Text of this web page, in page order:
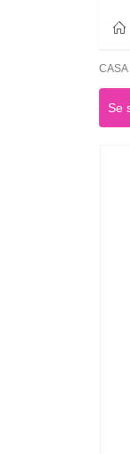
CASA
Se